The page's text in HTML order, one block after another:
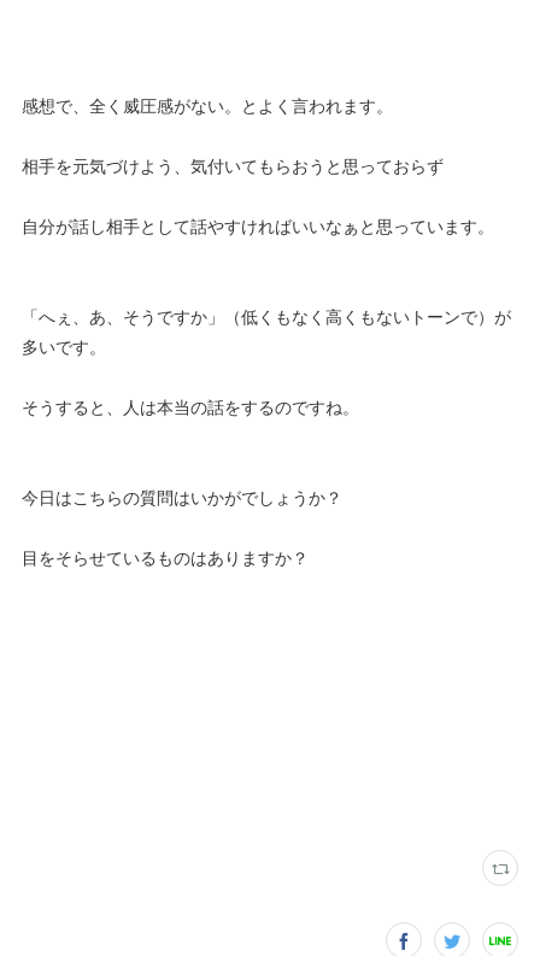
感想で、全く威圧感がない。とよく言われます。
相手を元気づけよう、気付いてもらおうと思っておらず
自分が話し相手として話やすければいいなぁと思っています。
「へぇ、あ、そうですか」（低くもなく高くもないトーンで）が
多いです。
そうすると、人は本当の話をするのですね。
今日はこちらの質問はいかがでしょうか？
目をそらせているものはありますか？